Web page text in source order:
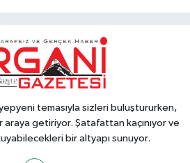
temasıyla sizleri buluştururken,
getiriyor. Şatafattan kaçınıyor ve
bir altyapı sunuyor.